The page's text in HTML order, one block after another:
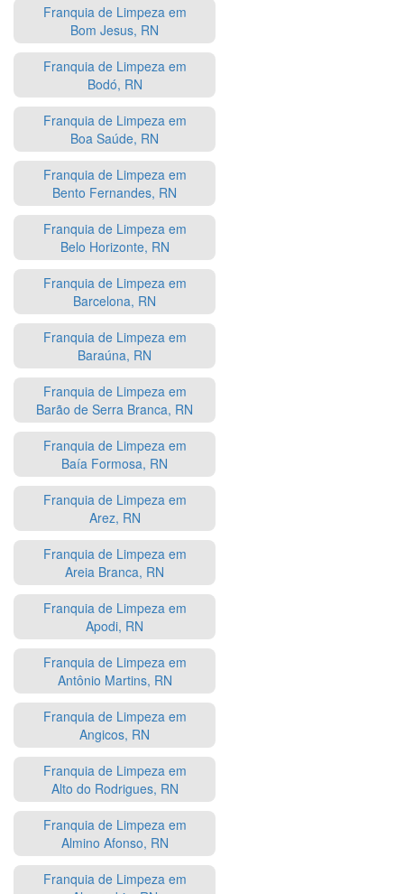
Franquia de Limpeza em
Bom Jesus, RN
Franquia de Limpeza em
Bodó, RN
Franquia de Limpeza em
Boa Saúde, RN
Franquia de Limpeza em
Bento Fernandes, RN
Franquia de Limpeza em
Belo Horizonte, RN
Franquia de Limpeza em
Barcelona, RN
Franquia de Limpeza em
Baraúna, RN
Franquia de Limpeza em
Barão de Serra Branca, RN
Franquia de Limpeza em
Baía Formosa, RN
Franquia de Limpeza em
Arez, RN
Franquia de Limpeza em
Areia Branca, RN
Franquia de Limpeza em
Apodi, RN
Franquia de Limpeza em
Antônio Martins, RN
Franquia de Limpeza em
Angicos, RN
Franquia de Limpeza em
Alto do Rodrigues, RN
Franquia de Limpeza em
Almino Afonso, RN
Franquia de Limpeza em